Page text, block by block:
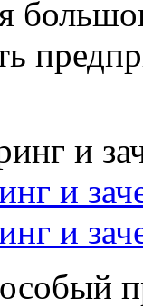
и
и